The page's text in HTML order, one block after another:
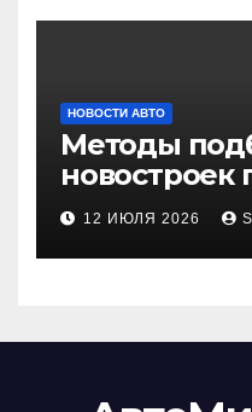
НОВОСТИ АВТО
Методы
новостроек
критериям
12 ИЮЛЯ 2026